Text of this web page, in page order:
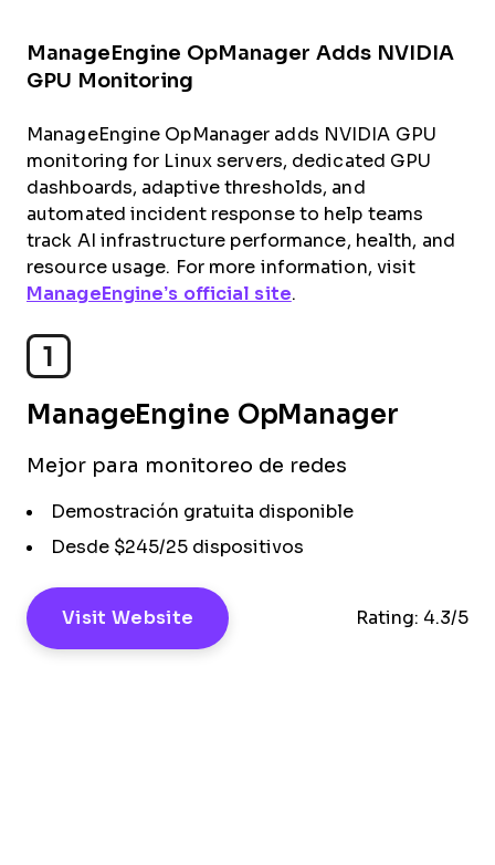
1
ManageEngine OpManager
Mejor para monitoreo de redes
Demostración gratuita disponible
Desde $245/25 dispositivos
Visit Website Rating: 4.3/5
ManageEngine OpManager Adds NVIDIA
GPU Monitoring
ManageEngine OpManager adds NVIDIA GPU
monitoring for Linux servers, dedicated GPU
dashboards, adaptive thresholds, and
automated incident response to help teams
track AI infrastructure performance, health, and
resource usage. For more information, visit
ManageEngine’s official site.